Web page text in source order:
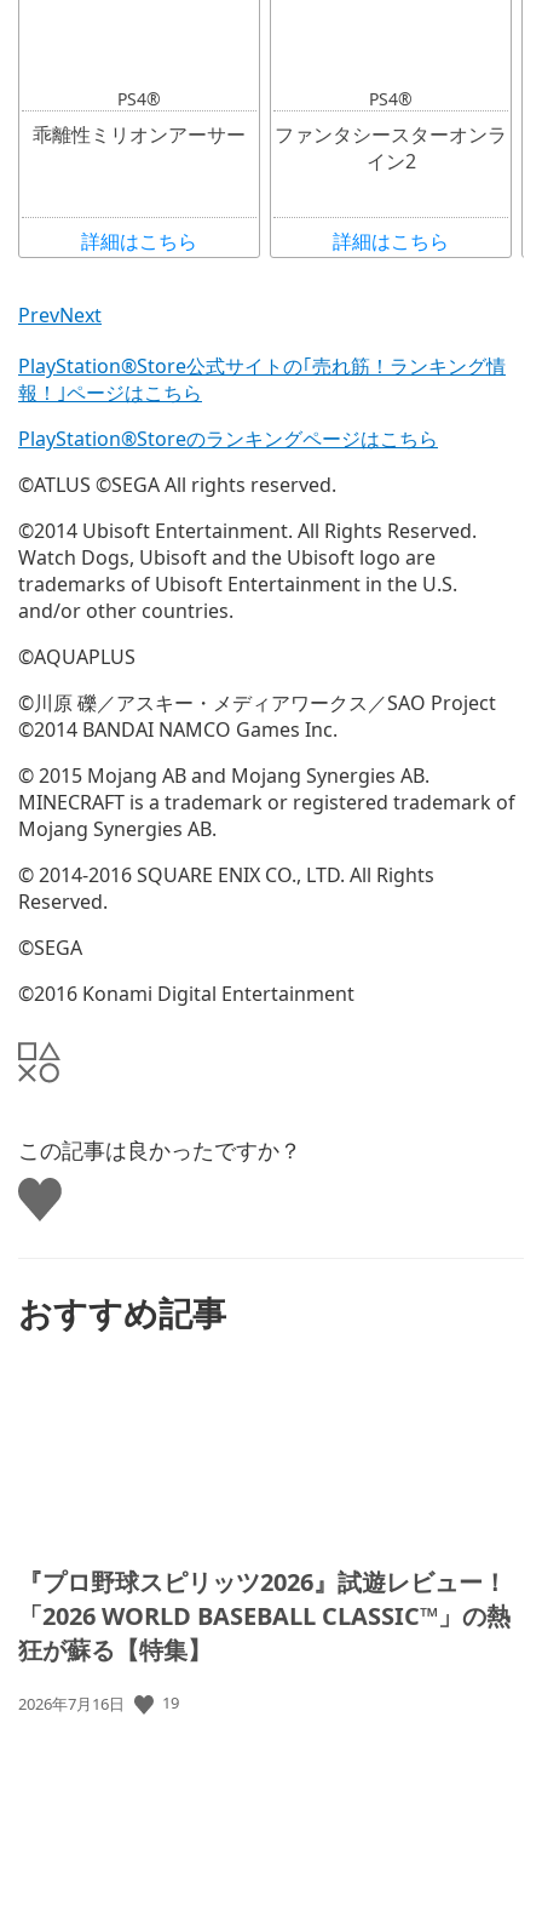
PS4®
乖離性ミリオンアーサー
詳細はこちら
PS4®
ファンタシースターオンラ
イン2
詳細はこちら
PrevNext
PlayStation®Store公式サイトの｢売れ筋！ランキング情
報！｣ページはこちら
PlayStation®Storeのランキングページはこちら
©ATLUS ©SEGA All rights reserved.
©2014 Ubisoft Entertainment. All Rights Reserved.
Watch Dogs, Ubisoft and the Ubisoft logo are
trademarks of Ubisoft Entertainment in the U.S.
and/or other countries.
©AQUAPLUS
©川原 礫／アスキー・メディアワークス／SAO Project
©2014 BANDAI NAMCO Games Inc.
© 2015 Mojang AB and Mojang Synergies AB.
MINECRAFT is a trademark or registered trademark of
Mojang Synergies AB.
© 2014-2016 SQUARE ENIX CO., LTD. All Rights
Reserved.
©SEGA
©2016 Konami Digital Entertainment
この記事は良かったですか？
い
い
おすすめ記事
『プロ野球スピリッツ2026』試遊レビュー！
「2026 WORLD BASEBALL CLASSIC™」の熱
狂が蘇る【特集】
公
2026年7月16日 19